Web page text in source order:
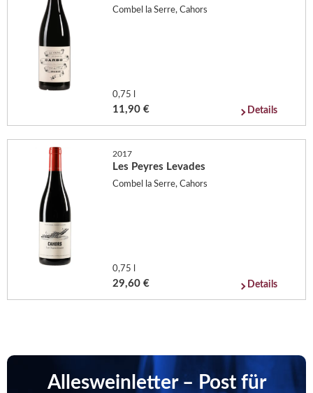
Combel la Serre, Cahors
0,75 l
11,90 € Details
2017
Les Peyres Levades
Combel la Serre, Cahors
0,75 l
29,60 € Details
Allesweinletter – Post für